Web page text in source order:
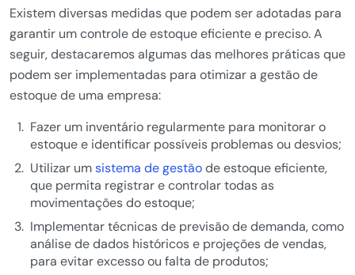
Existem diversas medidas que podem ser adotadas para
garantir um controle de estoque eficiente e preciso. A
seguir, destacaremos algumas das melhores práticas que
podem ser implementadas para otimizar a gestão de
estoque de uma empresa:
Fazer um inventário regularmente para monitorar o
estoque e identificar possíveis problemas ou desvios;
Utilizar umsistema de gestãode estoque eficiente,
que permita registrar e controlar todas as
movimentações do estoque;
Implementar técnicas de previsão de demanda, como
análise de dados históricos e projeções de vendas,
para evitar excesso ou falta de produtos;